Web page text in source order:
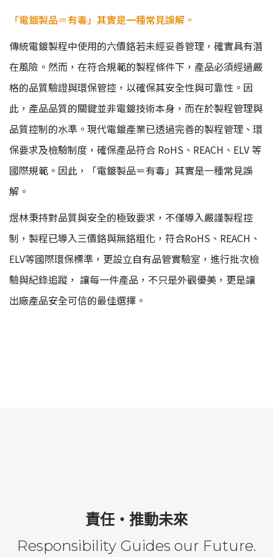
「電鍍製品＝有毒」其實是一種常見誤解。
傳統電鍍製程中使用的六價鉻若未經妥善管理，確實具有潛
在風險。然而，在符合規範的製程條件下，產品必須經過嚴
格的品質驗證與環保管控，以確保其安全性與可靠性。因
此，產品品質的關鍵並非電鍍技術本身，而在於製程管理與
品質控制的水準。現代電鍍產業已透過完善的製程管理、環
保要求及檢驗制度，確保產品符合 RoHS、REACH、ELV 等
國際規範。因此，「電鍍製品＝有毒」其實是一種常見誤
解。
煜林秉持對品質與安全的極致要求，不僅導入嚴謹製程控
制，製程已導入三價鉻與無鉻粗化，符合RoHS、REACH、
ELV等國際環保標準，更設立自有品管實驗室，進行批次檢
驗與紀錄追蹤， 讓每一件產品，不只是外觀優美，更是讓
出廠產品安全可信的最佳選擇。
責任・推動未來
Responsibility Guides our Future.